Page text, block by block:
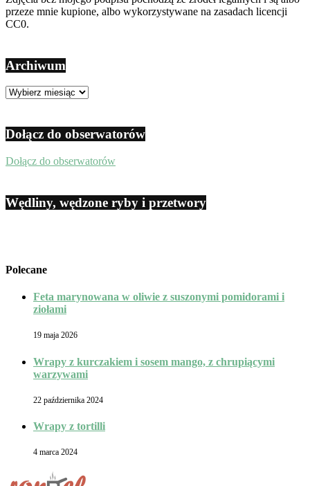
przeze mnie kupione, albo wykorzystywane na zasadach licencji
CC0.
Archiwum
Archiwum
Dołącz do obserwatorów
Dołącz do obserwatorów
Wędliny, wędzone ryby i przetwory
Polecane
Feta marynowana w oliwie z suszonymi pomidorami i
ziołami
19 maja 2026
Wrapy z kurczakiem i sosem mango, z chrupiącymi
warzywami
22 października 2024
Wrapy z tortilli
4 marca 2024